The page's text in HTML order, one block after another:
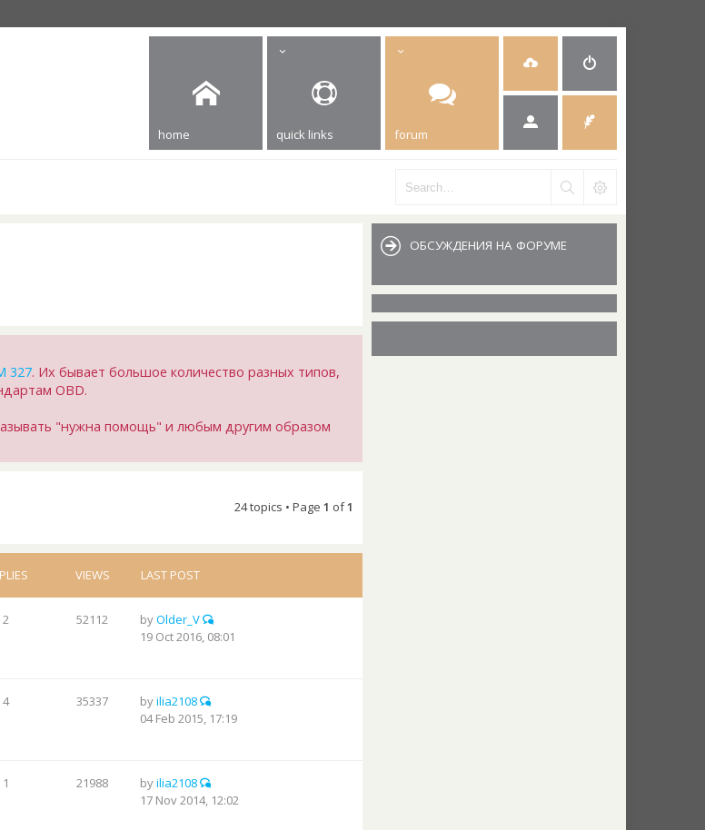
home quick links forum
327. Их бывает большое количество разных типов,
OBD.
"нужна помощь" и любым другим образом
24 topics • Page 1 of1
VIEWS LAST POST
2 52112 byOlder_V
19 Oct 2016, 08:01
4 35337 byilia2108
04 Feb 2015, 17:19
1 21988 byilia2108
17 Nov 2014, 12:02
ОБСУЖДЕНИЯ НА ФОРУМЕ